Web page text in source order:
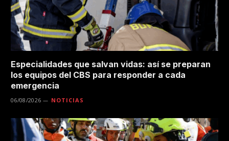
Especialidades que salvan vidas: así se preparan
los equipos del CBS para responder a cada
emergencia
06/08/2026 NOTICIAS